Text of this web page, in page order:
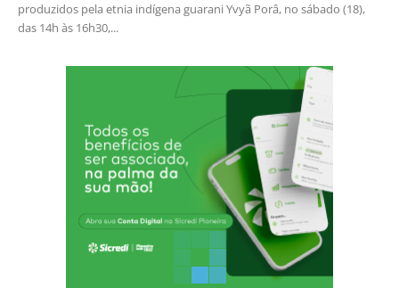
produzidos pela etnia indígena guarani Yvyã Porâ, no sábado (18),
das 14h às 16h30,...